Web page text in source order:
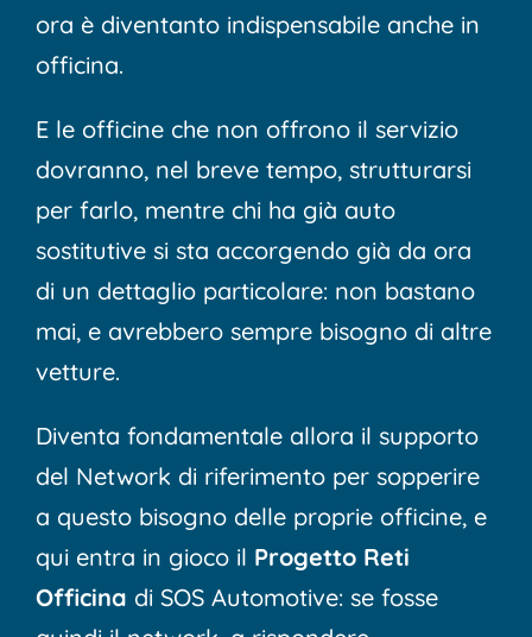
ora è diventanto indispensabile anche in
officina.
E le officine che non offrono il servizio
dovranno, nel breve tempo, strutturarsi
per farlo, mentre chi ha già auto
sostitutive si sta accorgendo già da ora
di un dettaglio particolare: non bastano
mai, e avrebbero sempre bisogno di altre
vetture.
Diventa fondamentale allora il supporto
del Network di riferimento per sopperire
a questo bisogno delle proprie officine, e
qui entra in gioco il Progetto Reti
Officina di SOS Automotive: se fosse